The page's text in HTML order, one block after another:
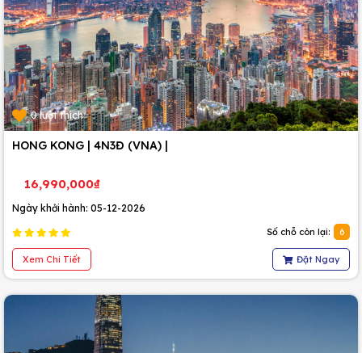
0 lượt thích
HONG KONG | 4N3Đ (VNA) |
16,990,000₫
Ngày khởi hành: 05-12-2026
Số chỗ còn lại: 6
Xem Chi Tiết Đặt Ngay